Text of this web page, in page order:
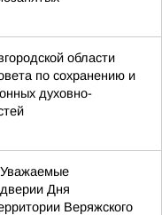
области
по сохранению и
духовно-
Дня
Веряжского